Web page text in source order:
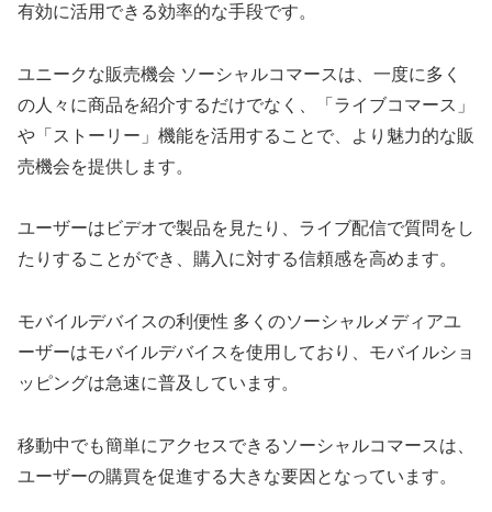
有効に活用できる効率的な手段です。
ユニークな販売機会 ソーシャルコマースは、一度に多く
の人々に商品を紹介するだけでなく、「ライブコマース」
や「ストーリー」機能を活用することで、より魅力的な販
売機会を提供します。
ユーザーはビデオで製品を見たり、ライブ配信で質問をし
たりすることができ、購入に対する信頼感を高めます。
モバイルデバイスの利便性 多くのソーシャルメディアユ
ーザーはモバイルデバイスを使用しており、モバイルショ
ッピングは急速に普及しています。
移動中でも簡単にアクセスできるソーシャルコマースは、
ユーザーの購買を促進する大きな要因となっています。